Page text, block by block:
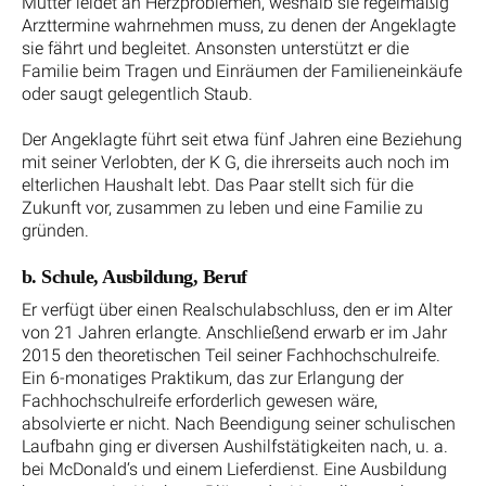
Arzttermine wahrnehmen muss, zu denen der Angeklagte
sie fährt und begleitet. Ansonsten unterstützt er die
Familie beim Tragen und Einräumen der Familieneinkäufe
oder saugt gelegentlich Staub.
Der Angeklagte führt seit etwa fünf Jahren eine Beziehung
mit seiner Verlobten, der K G, die ihrerseits auch noch im
elterlichen Haushalt lebt. Das Paar stellt sich für die
Zukunft vor, zusammen zu leben und eine Familie zu
gründen.
b. Schule, Ausbildung, Beruf
Er verfügt über einen Realschulabschluss, den er im Alter
von 21 Jahren erlangte. Anschließend erwarb er im Jahr
2015 den theoretischen Teil seiner Fachhochschulreife.
Ein 6-monatiges Praktikum, das zur Erlangung der
Fachhochschulreife erforderlich gewesen wäre,
absolvierte er nicht. Nach Beendigung seiner schulischen
Laufbahn ging er diversen Aushilfstätigkeiten nach, u. a.
bei McDonald‘s und einem Lieferdienst. Eine Ausbildung